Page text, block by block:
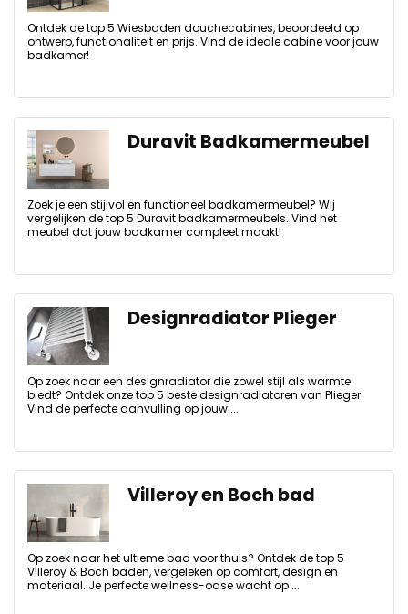
Ontdek de top 5 Wiesbaden douchecabines, beoordeeld op
ontwerp, functionaliteit en prijs. Vind de ideale cabine voor jouw
badkamer!
Duravit Badkamermeubel
Zoek je een stijlvol en functioneel badkamermeubel? Wij
vergelijken de top 5 Duravit badkamermeubels. Vind het
meubel dat jouw badkamer compleet maakt!
Designradiator Plieger
Op zoek naar een designradiator die zowel stijl als warmte
biedt? Ontdek onze top 5 beste designradiatoren van Plieger.
Vind de perfecte aanvulling op jouw ...
Villeroy en Boch bad
Op zoek naar het ultieme bad voor thuis? Ontdek de top 5
Villeroy & Boch baden, vergeleken op comfort, design en
materiaal. Je perfecte wellness-oase wacht op ...